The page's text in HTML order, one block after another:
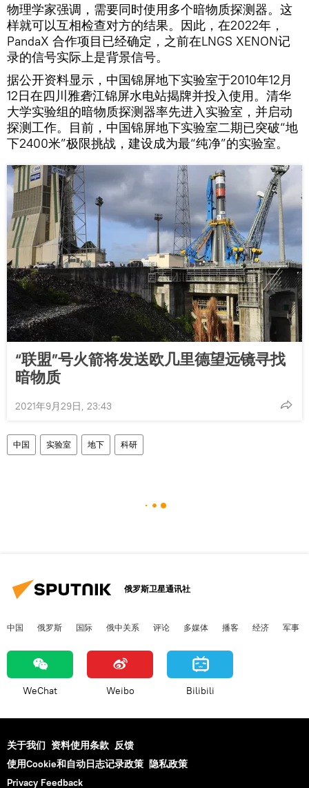
物理学家强调，需要同时使用多个暗物质探测器。这
样就可以互相检查对方的结果。因此，在2022年，
PandaX 合作项目已经确定，之前在LNGS XENON记
录的信号实际上是背景信号。
据公开资料显示，中国锦屏地下实验室于2010年12月
12日在四川雅砻江锦屏水电站揭牌并投入使用。清华
大学实验组的暗物质探测器率先进入实验室，并启动
探测工作。目前，中国锦屏地下实验室二期已突破“地
下2400米”极限挑战，建设成为最“纯净”的实验室。
“联盟”号火箭将发送欧几里德望远镜寻找
暗物质
2021年9月29日, 23:43
中国 实验室 地下 科研
俄罗斯卫星通讯社
中国 俄罗斯 国际 俄中关系 评论 多媒体 播客 经济 军事
WeChat Weibo Bilibili
关于我们 资料使用条款 反馈
使用Cookie和自动日志记录政策 隐私政策
Privacy Feedback